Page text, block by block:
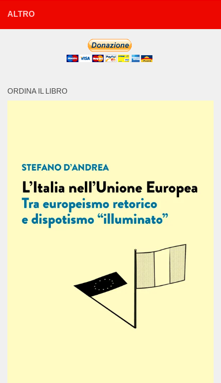
ALTRO
ORDINA IL LIBRO